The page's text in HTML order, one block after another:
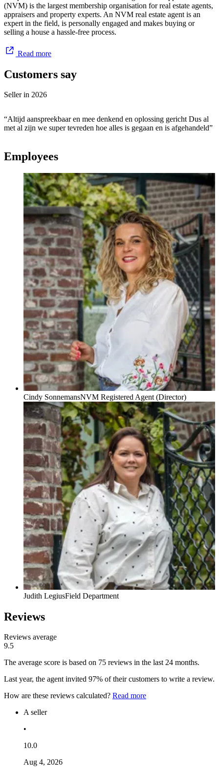
(NVM) is the largest membership organisation for real estate agents,
appraisers and property experts. An NVM real estate agent is an
expert in the field, is personally engaged and makes buying or
selling a house a hassle-free process.
Read more
Customers say
Seller in 2026
“Altijd aanspreekbaar en mee denkend en oplossing gericht Dus al
met al zijn we super tevreden hoe alles is gegaan en is afgehandeld”
Employees
Cindy SonnemansNVM Registered Agent (Director)
Judith LegiusField Department
Reviews
Reviews average
9.5
The average score is based on 75 reviews in the last 24 months.
Last year, the agent invited 97% of their customers to write a review.
How are these reviews calculated? Read more
A seller
•
10.0
Aug 4, 2026